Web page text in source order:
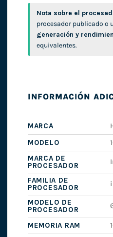
Nota sobre el
procesador publicado o
generación y
equivalentes.
INFORMACIÓN
MARCA
MODELO
MARCA DE
PROCESADOR
FAMILIA DE
PROCESADOR
MODELO DE
PROCESADOR
MEMORIA RAM